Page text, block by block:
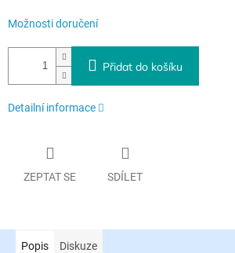
Možnosti doručení
Přidat do košíku
Detailní informace
ZEPTAT SE SDÍLET
Popis Diskuze